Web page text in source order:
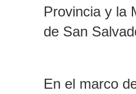
Provincia y la
de San
En el marco